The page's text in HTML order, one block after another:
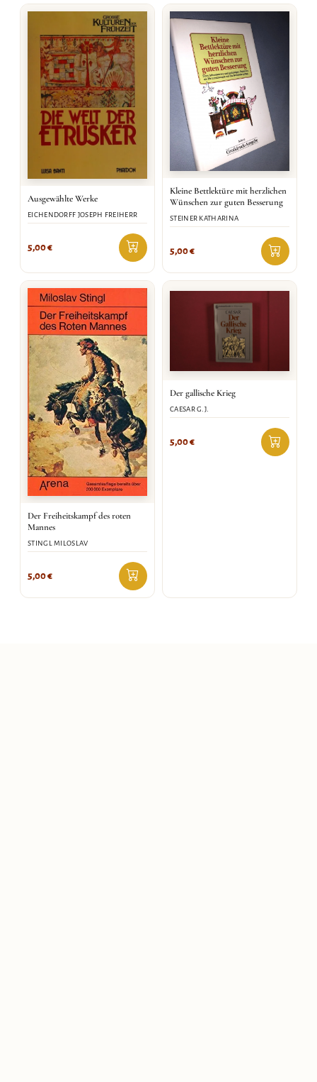
Ausgewählte Werke
EICHENDORFF JOSEPH FREIHERR
5,00€
Kleine Bettlektüre mit herzlichen
Wünschen zur guten Besserung
STEINER KATHARINA
5,00€
Der Freiheitskampf des roten
Mannes
STINGL MILOSLAV
5,00€
Der gallische Krieg
CAESAR G.J.
5,00€